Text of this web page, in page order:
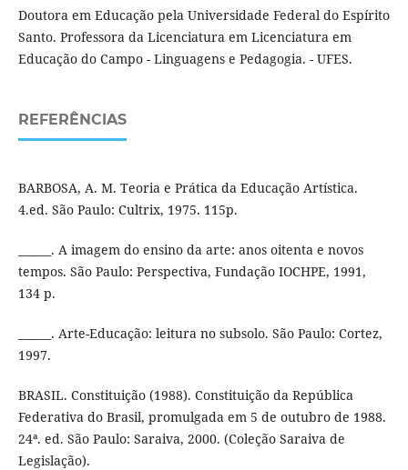
Doutora em Educação pela Universidade Federal do Espírito
Santo. Professora da Licenciatura em Licenciatura em
Educação do Campo - Linguagens e Pedagogia. - UFES.
REFERÊNCIAS
BARBOSA, A. M. Teoria e Prática da Educação Artística.
4.ed. São Paulo: Cultrix, 1975. 115p.
______. A imagem do ensino da arte: anos oitenta e novos
tempos. São Paulo: Perspectiva, Fundação IOCHPE, 1991,
134 p.
______. Arte-Educação: leitura no subsolo. São Paulo: Cortez,
1997.
BRASIL. Constituição (1988). Constituição da República
Federativa do Brasil, promulgada em 5 de outubro de 1988.
24ª. ed. São Paulo: Saraiva, 2000. (Coleção Saraiva de
Legislação).